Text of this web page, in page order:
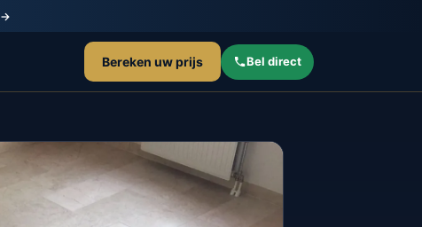
→
Bereken uw prijs Bel direct